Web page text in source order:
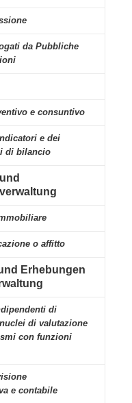
da Pubbliche
e consuntivo
e dei
di bilancio
o affitto
Erhebungen
di
di valutazione
con funzioni
e contabile